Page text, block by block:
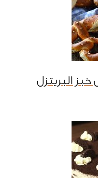
البريتزل